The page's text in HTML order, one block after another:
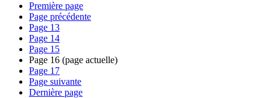
Première page
Page précédente
Page 13
Page 14
Page 15
Page 16 (page actuelle)
Page 17
Page suivante
Dernière page